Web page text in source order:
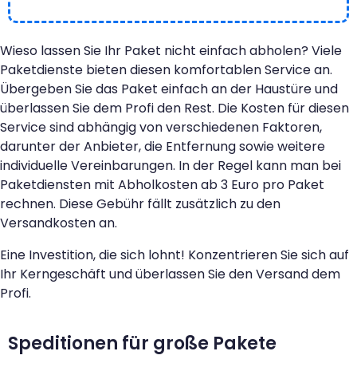
Wieso lassen Sie Ihr Paket nicht einfach abholen? Viele
Paketdienste bieten diesen komfortablen Service an.
Übergeben Sie das Paket einfach an der Haustüre und
überlassen Sie dem Profi den Rest. Die Kosten für diesen
Service sind abhängig von verschiedenen Faktoren,
darunter der Anbieter, die Entfernung sowie weitere
individuelle Vereinbarungen. In der Regel kann man bei
Paketdiensten mit Abholkosten ab 3 Euro pro Paket
rechnen. Diese Gebühr fällt zusätzlich zu den
Versandkosten an.
Eine Investition, die sich lohnt! Konzentrieren Sie sich auf
Ihr Kerngeschäft und überlassen Sie den Versand dem
Profi.
Speditionen für große Pakete